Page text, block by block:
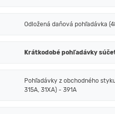
Odložená daňová pohľadávka
Krátkodobé pohľadávky
Pohľadávky z obchodného styku
315A, 31XA) - 391A